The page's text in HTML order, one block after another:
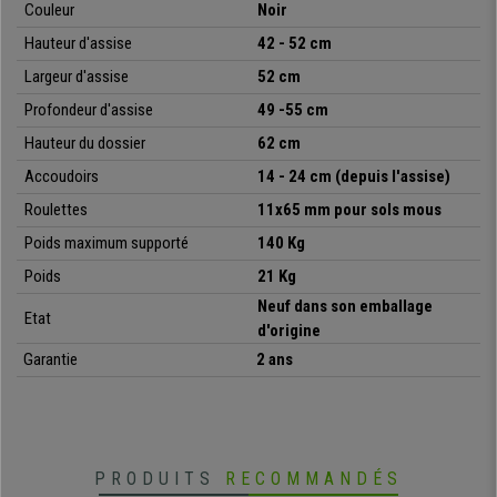
Lesfinitions sont, quant à elles, particulièrement soignées
piétement, est en
, son aspect est à
intensif professionnel
qui répond à toutes les
exigeantes en matière d'ergonomie, de confort et de sécurité
Chaisepro vous propose ce modèle au meilleur prix, et avec le meilleur
service du marché. N’hésitez plus et laissez-vous tenter !
•Mécanisme d'inclinaison synchrone
Accoudoirs ajustables en hauteur, très pratiques
•Piétement solide
Couleur
Noir
Hauteur d'assise
42 - 52 cm
Largeur d'assise
52 cm
Profondeur d'assise
49 -55 cm
Hauteur du dossier
62 cm
Accoudoirs
14 - 24 cm (depuis l'assise)
Roulettes
11x65 mm pour sols mous
Poids maximum supporté
140 Kg
Poids
21 Kg
Etat
Neuf dans son emballage
d'origine
Garantie
2 ans
PRODUITS RECOMMANDÉS